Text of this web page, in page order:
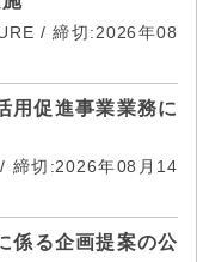
/ 締切:2026年08
用促進事業業務に
締切:2026年08月14
係る企画提案の公